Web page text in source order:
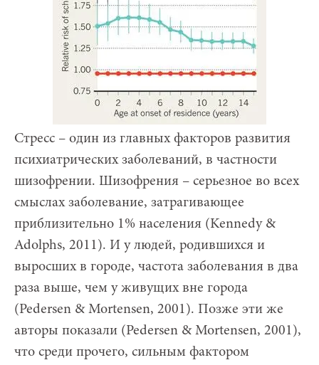
Стресс – один из главных факторов развития
психиатрических заболеваний, в частности
шизофрении. Шизофрения – серьезное во всех
смыслах заболевание, затрагивающее
приблизительно 1% населения (Kennedy &
Adolphs, 2011). И у людей, родившихся и
выросших в городе, частота заболевания в два
раза выше, чем у живущих вне города
(Pedersen & Mortensen, 2001). Позже эти же
авторы показали (Pedersen & Mortensen, 2001),
что среди прочего, сильным фактором